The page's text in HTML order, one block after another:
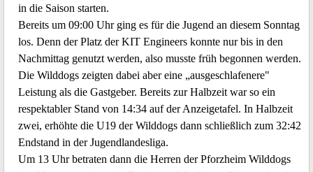
in die Saison starten.
Bereits um 09:00 Uhr ging es für die Jugend an diesem Sonntag
los. Denn der Platz der KIT Engineers konnte nur bis in den
Nachmittag genutzt werden, also musste früh begonnen werden.
Die Wilddogs zeigten dabei aber eine „ausgeschlafenere"
Leistung als die Gastgeber. Bereits zur Halbzeit war so ein
respektabler Stand von 14:34 auf der Anzeigetafel. In Halbzeit
zwei, erhöhte die U19 der Wilddogs dann schließlich zum 32:42
Endstand in der Jugendlandesliga.
Um 13 Uhr betraten dann die Herren der Pforzheim Wilddogs